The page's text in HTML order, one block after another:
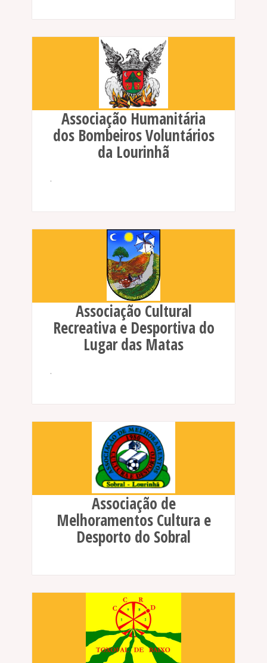
Associação Humanitária
dos Bombeiros Voluntários
da Lourinhã
.
Associação Cultural
Recreativa e Desportiva do
Lugar das Matas
.
Associação de
Melhoramentos Cultura e
Desporto do Sobral